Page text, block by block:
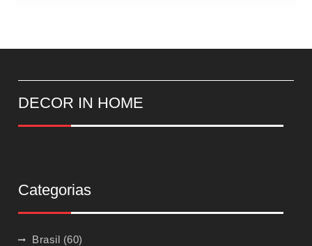
DECOR IN HOME
Categorias
Brasil (60)